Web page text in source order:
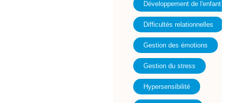
Développement de l'enfant
Difficultés relationnelles
Gestion des émotions
Gestion du stress
Hypersensibilité